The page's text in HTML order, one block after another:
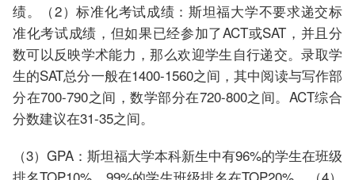
绩。（2）标准化考试成绩：斯坦福大学不要求递交标
准化考试成绩，但如果已经参加了ACT或SAT，并且分
数可以反映学术能力，那么欢迎学生自行递交。录取学
生的SAT总分一般在1400-1560之间，其中阅读与写作部
分在700-790之间，数学部分在720-800之间。ACT综合
分数建议在31-35之间。
（3）GPA：斯坦福大学本科新生中有96%的学生在班级